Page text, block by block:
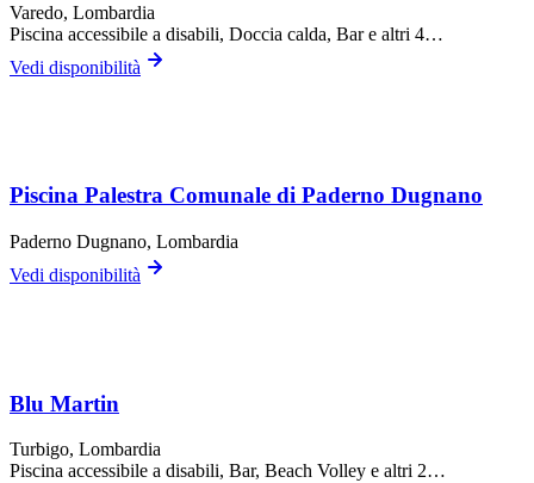
Varedo, Lombardia
Piscina accessibile a disabili, Doccia calda, Bare altri 4…
Vedi disponibilità
Piscina Palestra Comunale di Paderno Dugnano
Paderno Dugnano, Lombardia
Vedi disponibilità
Blu Martin
Turbigo, Lombardia
Piscina accessibile a disabili, Bar, Beach Volley e altri 2…